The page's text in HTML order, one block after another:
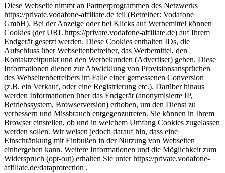
Diese Webseite nimmt an Partnerprogrammen des Netzwerks
https://private.vodafone-affiliate.de teil (Betreiber: Vodafone
GmbH). Bei der Anzeige oder bei Klicks auf Werbemittel können
Cookies (der URL https://private.vodafone-affiliate.de) auf Ihrem
Endgerät gesetzt werden. Diese Cookies enthalten IDs, die
Aufschluss über Webseitenbetreiber, das Werbemittel, den
Kontaktzeitpunkt und den Werbekunden (Advertiser) geben. Diese
Informationen dienen zur Abwicklung von Provisionsansprüchen
des Webseitenbetreibers im Falle einer gemessenen Conversion
(z.B. ein Verkauf, oder eine Registrierung etc.). Darüber hinaus
werden Informationen über das Endgerät (anonymisierte IP,
Betriebssystem, Browserversion) erhoben, um den Dienst zu
verbessern und Missbrauch entgegenzutreten. Sie können in Ihrem
Browser einstellen, ob und in welchem Umfang Cookies zugelassen
werden sollen. Wir weisen jedoch darauf hin, dass eine
Einschränkung mit Einbußen in der Nutzung von Webseiten
einhergehen kann. Weitere Informationen und die Möglichkeit zum
Widerspruch (opt-out) erhalten Sie unter https://private.vodafone-
affiliate.de/dataprotection .